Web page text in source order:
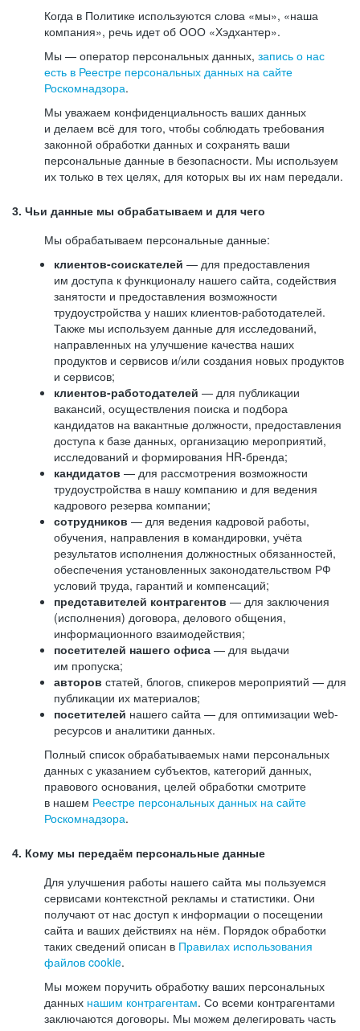
Когда в Политике используются слова «мы», «наша
компания», речь идет об ООО «Хэдхантер».
Мы — оператор персональных данных, запись о нас
есть в Реестре персональных данных на сайте
Роскомнадзора.
Мы уважаем конфиденциальность ваших данных
и делаем всё для того, чтобы соблюдать требования
законной обработки данных и сохранять ваши
персональные данные в безопасности. Мы используем
их только в тех целях, для которых вы их нам передали.
3. Чьи данные мы обрабатываем и для чего
Мы обрабатываем персональные данные:
клиентов-соискателей — для предоставления
им доступа к функционалу нашего сайта, содействия
занятости и предоставления возможности
трудоустройства у наших клиентов-работодателей.
Также мы используем данные для исследований,
направленных на улучшение качества наших
продуктов и сервисов и/или создания новых продуктов
и сервисов;
клиентов-работодателей — для публикации
вакансий, осуществления поиска и подбора
кандидатов на вакантные должности, предоставления
доступа к базе данных, организацию мероприятий,
исследований и формирования HR-бренда;
кандидатов — для рассмотрения возможности
трудоустройства в нашу компанию и для ведения
кадрового резерва компании;
сотрудников — для ведения кадровой работы,
обучения, направления в командировки, учёта
результатов исполнения должностных обязанностей,
обеспечения установленных законодательством РФ
условий труда, гарантий и компенсаций;
представителей контрагентов — для заключения
(исполнения) договора, делового общения,
информационного взаимодействия;
посетителей нашего офиса — для выдачи
им пропуска;
авторов статей, блогов, спикеров мероприятий — для
публикации их материалов;
посетителей нашего сайта — для оптимизации web-
ресурсов и аналитики данных.
Полный список обрабатываемых нами персональных
данных с указанием субъектов, категорий данных,
правового основания, целей обработки смотрите
в нашем Реестре персональных данных на сайте
Роскомнадзора.
4. Кому мы передаём персональные данные
Для улучшения работы нашего сайта мы пользуемся
сервисами контекстной рекламы и статистики. Они
получают от нас доступ к информации о посещении
сайта и ваших действиях на нём. Порядок обработки
таких сведений описан в Правилах использования
файлов cookie.
Мы можем поручить обработку ваших персональных
данных нашим контрагентам. Со всеми контрагентами
заключаются договоры. Мы можем делегировать часть